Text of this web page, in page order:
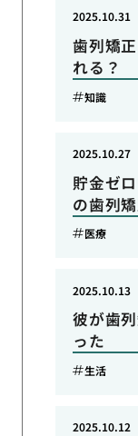
歯列矯
れる？
2025.10.31
知識
貯金ゼ
の歯列
2025.10.27
医療
彼が歯
った
2025.10.13
生活
2025.10.12